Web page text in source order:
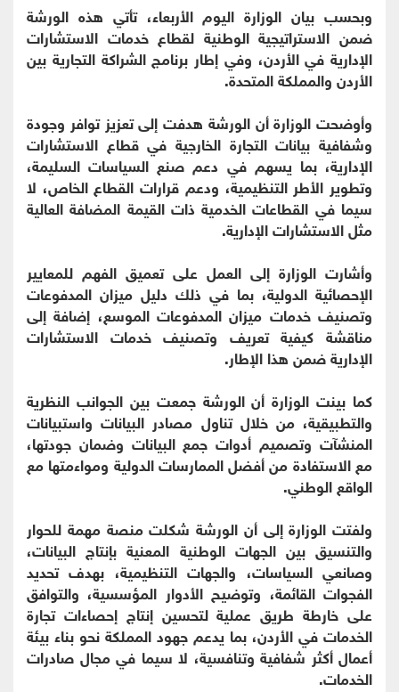
وبحسب بيان الوزارة اليوم الأربعاء، تأتي هذه الورشة
ضمن الاستراتيجية الوطنية لقطاع خدمات الاستشارات
الإدارية في الأردن، وفي إطار برنامج الشراكة التجارية بين
الأردن والمملكة المتحدة.
وأوضحت الوزارة أن الورشة هدفت إلى تعزيز توافر وجودة
وشفافية بيانات التجارة الخارجية في قطاع الاستشارات
الإدارية، بما يسهم في دعم صنع السياسات السليمة،
وتطوير الأطر التنظيمية، ودعم قرارات القطاع الخاص، لا
سيما في القطاعات الخدمية ذات القيمة المضافة العالية
مثل الاستشارات الإدارية.
وأشارت الوزارة إلى العمل على تعميق الفهم للمعايير
الإحصائية الدولية، بما في ذلك دليل ميزان المدفوعات
وتصنيف خدمات ميزان المدفوعات الموسع، إضافة إلى
مناقشة كيفية تعريف وتصنيف خدمات الاستشارات
الإدارية ضمن هذا الإطار.
كما بينت الوزارة أن الورشة جمعت بين الجوانب النظرية
والتطبيقية، من خلال تناول مصادر البيانات واستبيانات
المنشآت وتصميم أدوات جمع البيانات وضمان جودتها،
مع الاستفادة من أفضل الممارسات الدولية ومواءمتها مع
الواقع الوطني.
ولفتت الوزارة إلى أن الورشة شكلت منصة مهمة للحوار
والتنسيق بين الجهات الوطنية المعنية بإنتاج البيانات،
وصانعي السياسات، والجهات التنظيمية، بهدف تحديد
الفجوات القائمة، وتوضيح الأدوار المؤسسية، والتوافق
على خارطة طريق عملية لتحسين إنتاج إحصاءات تجارة
الخدمات في الأردن، بما يدعم جهود المملكة نحو بناء بيئة
أعمال أكثر شفافية وتنافسية، لا سيما في مجال صادرات
الخدمات.